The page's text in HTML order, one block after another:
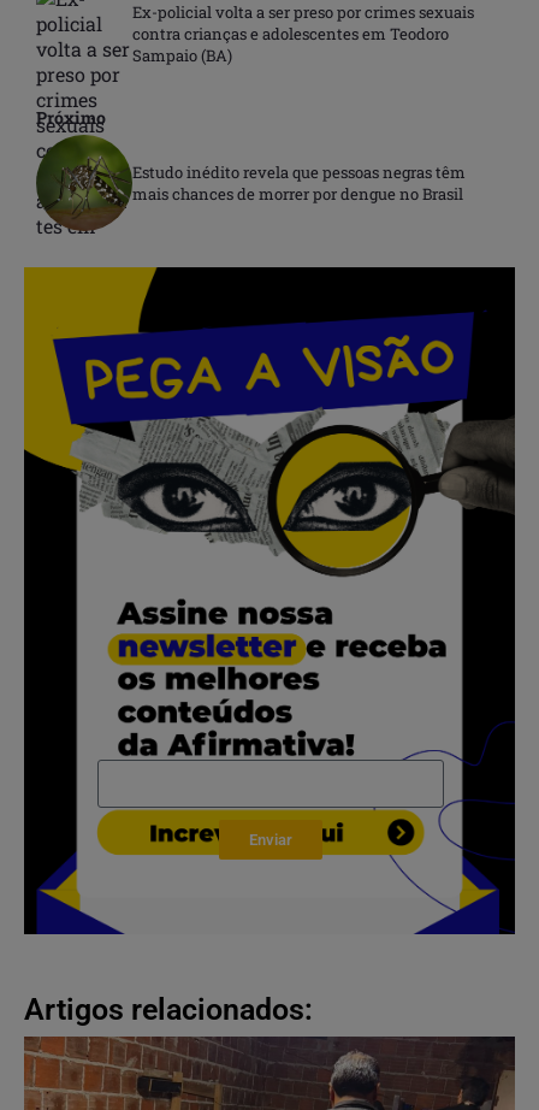
Ex-policial volta a ser preso por crimes sexuais
contra crianças e adolescentes em Teodoro
Sampaio (BA)
Próximo
Estudo inédito revela que pessoas negras têm
mais chances de morrer por dengue no Brasil
.
.
Enviar
Artigos relacionados: